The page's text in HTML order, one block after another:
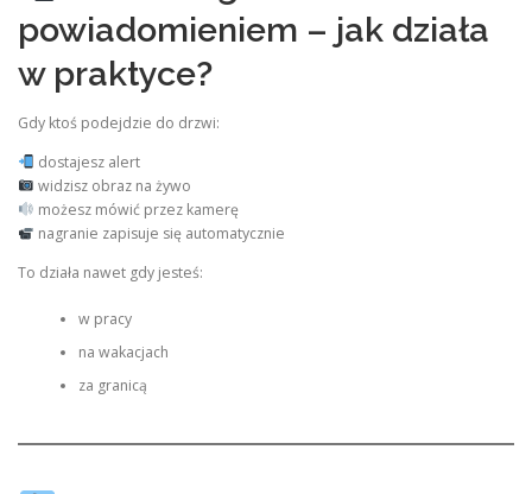
powiadomieniem – jak działa
w praktyce?
Gdy ktoś podejdzie do drzwi:
dostajesz alert
widzisz obraz na żywo
możesz mówić przez kamerę
nagranie zapisuje się automatycznie
To działa nawet gdy jesteś:
w pracy
na wakacjach
za granicą